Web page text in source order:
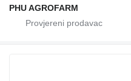
PHU AGROFARM